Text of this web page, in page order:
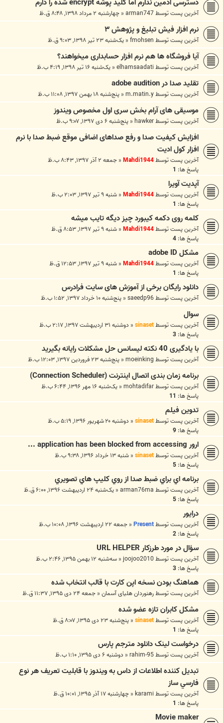
دسترسی ادمین ندارم اما کلید پوشه encrypt شده را دارم
آخرین پست توسطarman747
« چهارشنبه ۲ مرداد ۱۳۹۸, ۸:۴۸ ق.ظ
نرم افزار فیش تبلیغ و پژوهش ۳
آخرین پست توسطfmohsen
« یک‌شنبه ۲۳ تیر ۱۳۹۸, ۹:۰۳ ق.ظ
آیا فروشگاه ها هم نرم افزار حسابداری میخواهند؟
آخرین پست توسطelhamsaadati
« یک‌شنبه ۱۶ تیر ۱۳۹۸, ۴:۱۹ ب.ظ
تقلید صدا در adobe audition
آخرین پست توسطm.matin.y
« پنج‌شنبه ۱۸ بهمن ۱۳۹۷, ۱۱:۰۸ ب.ظ
موسیقی های آرام بخش سری اول مخصوص ویندوز
آخرین پست توسطhawker
« پنج‌شنبه ۶ دی ۱۳۹۷, ۹:۰۷ ب.ظ
افزایش کیفیت صدا و رفع صداهای اضافی موقع ضبط صدا با نرم
افزار کول ادیت
آخرین پست توسطMahdi1944
« جمعه ۲ آذر ۱۳۹۷, ۸:۴۳ ب.ظ
پاسخ ها: 1
آپدیت آویرا
آخرین پست توسطMahdi1944
« شنبه ۹ تیر ۱۳۹۷, ۲:۰۳ ب.ظ
پاسخ ها: 1
کلمه روی دکمه کیبورد چیز دیگه تایب میشه
آخرین پست توسطMahdi1944
« شنبه ۹ تیر ۱۳۹۷, ۸:۵۳ ق.ظ
پاسخ ها: 4
مشکل adobe ID
آخرین پست توسطMahdi1944
« شنبه ۹ تیر ۱۳۹۷, ۱۲:۵۳ ق.ظ
پاسخ ها: 1
دانلود رایگان برخی از آموزش های سایت فرادرس
آخرین پست توسطsaeedp96
« پنج‌شنبه ۱۰ خرداد ۱۳۹۷, ۱:۵۲ ب.ظ
سوال
آخرین پست توسطsinaset
« دوشنبه ۳۱ اردیبهشت ۱۳۹۷, ۲:۱۷ ب.ظ
پاسخ ها: 3
با یادگیری 40 نکته لیسانس حل مشکلات رایانه بگیرید
آخرین پست توسطmoeinking
« پنج‌شنبه ۲۳ فروردین ۱۳۹۷, ۱۲:۰۳ ب.ظ
برنامه زمان بندی اتصال اینترنت (Connection Scheduler)
آخرین پست توسطmohtadifar
« یک‌شنبه ۱۶ مهر ۱۳۹۶, ۶:۴۴ ب.ظ
پاسخ ها: 11
تدوین فیلم
آخرین پست توسطsinaset
« دوشنبه ۲۰ شهریور ۱۳۹۶, ۵:۱۹ ب.ظ
پاسخ ها: 9
ارور application has been blocked from accessing ...
آخرین پست توسطsinaset
« شنبه ۱۳ خرداد ۱۳۹۶, ۹:۳۸ ب.ظ
پاسخ ها: 5
برنامه اي براي ضبط صدا از روي کليپ هاي تصويري
آخرین پست توسطarman76ma
« یک‌شنبه ۲۴ اردیبهشت ۱۳۹۶, ۶:۰۰ ق.ظ
پاسخ ها: 5
درایور
آخرین پست توسطPresent
« جمعه ۲۲ اردیبهشت ۱۳۹۶, ۱۰:۰۸ ب.ظ
پاسخ ها: 2
سؤال در مورد طرزکار URL HELPER
آخرین پست توسطjoojoo2010
« سه‌شنبه ۱۲ بهمن ۱۳۹۵, ۲:۴۶ ب.ظ
پاسخ ها: 3
هماهنگ بودن نسخه اپن کارت با قالب انتخاب شده
آخرین پست توسطرهنوردان هلیای آسمان« جمعه ۲۴ دی ۱۳۹۵, ۱۱:۳۷ ق.ظ
مشکل کابران تازه عضو شده
آخرین پست توسطsinaset
« پنج‌شنبه ۲۳ دی ۱۳۹۵, ۸:۰۷ ق.ظ
پاسخ ها: 1
درخواست لینک دانلود مترجم پارس
آخرین پست توسطrahim-95
« دوشنبه ۶ دی ۱۳۹۵, ۱:۱۰ ب.ظ
تبديل كننده اطلاعات از داس به ويندوز با قابليت تعريف هر نوع
فارسي ساز
آخرین پست توسطkarami
« چهارشنبه ۱۷ آذر ۱۳۹۵, ۱۰:۰۱ ق.ظ
پاسخ ها: 1
Movie maker